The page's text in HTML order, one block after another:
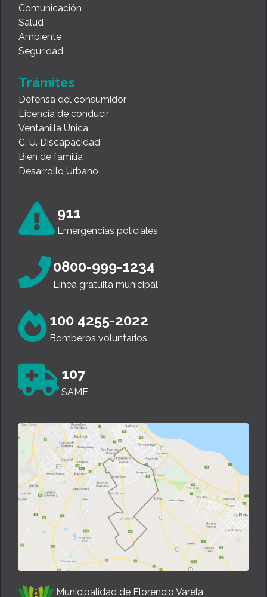
Comunicación
Salud
Ambiente
Seguridad
Trámites
Defensa del consumidor
Licencia de conducir
Ventanilla Única
C. U. Discapacidad
Bien de familia
Desarrollo Urbano
911
Emergencias policiales
0800-999-1234
Línea gratuita municipal
100 4255-2022
Bomberos voluntarios
107
SAME
Municipalidad de Florencio Varela